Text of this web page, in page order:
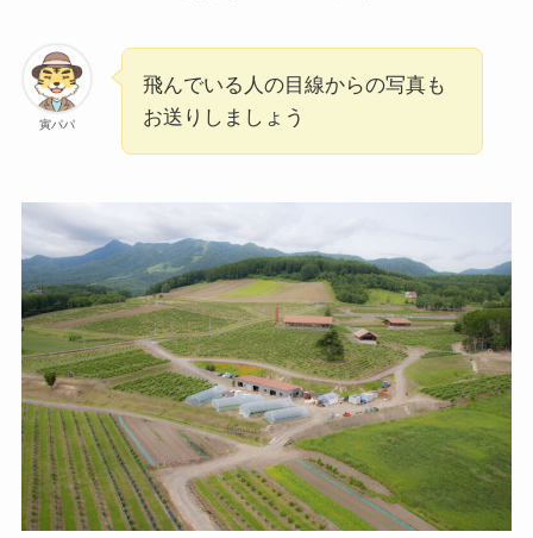
寅パパ
飛んでいる人の目線からの写真も
お送りしましょう